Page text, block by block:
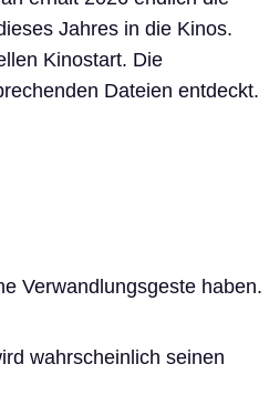
Jahres in die Kinos.
Kinostart. Die
Dateien entdeckt.
Verwandlungsgeste haben.
wahrscheinlich seinen